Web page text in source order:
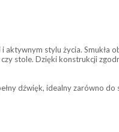
stylu życia. Smukła
stole. Dzięki konstrukcji
dźwięk, idealny zarówno do